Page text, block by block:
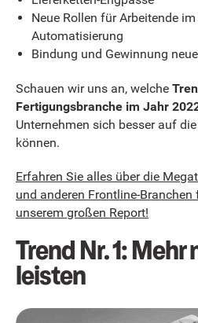
Neue Rollen für Arbeitende
Automatisierung
Bindung und Gewinnung
Schauen wir uns an, welche
Fertigungsbranche im Jahr
Unternehmen sich besser auf
können.
Erfahren Sie alles über die
und anderen Frontline-
unserem großen Report!
Trend Nr. 1:
leisten